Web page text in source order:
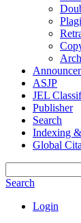
ASJP
JEL
Publisher
Search
Indexing
Global
Search
Login